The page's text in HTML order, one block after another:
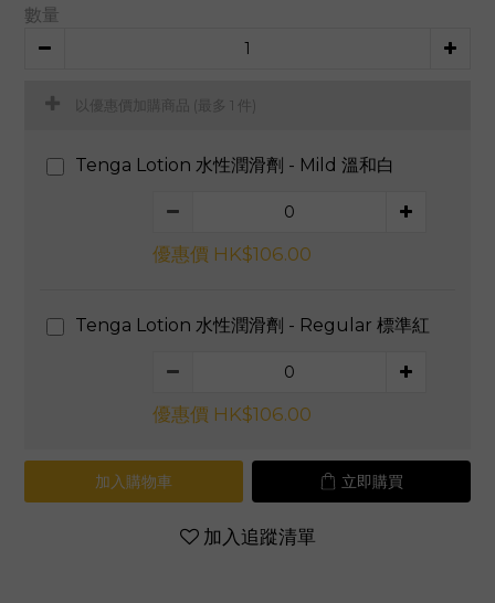
數量
以優惠價加購商品 (最多 1 件)
Tenga Lotion 水性潤滑劑 - Mild 溫和白
優惠價 HK$106.00
Tenga Lotion 水性潤滑劑 - Regular 標準紅
優惠價 HK$106.00
加入購物車 立即購買
加入追蹤清單